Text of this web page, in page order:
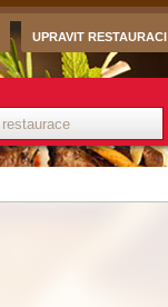
UPRAVIT RESTAURACI